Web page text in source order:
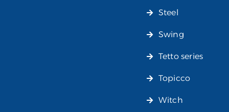
Steel
Swing
Tetto series
Topicco
Witch